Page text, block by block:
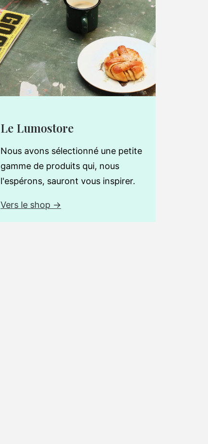
Le Lumostore
Nous avons sélectionné une petite
gamme de produits qui, nous
l'espérons, sauront vous inspirer.
Vers le shop →